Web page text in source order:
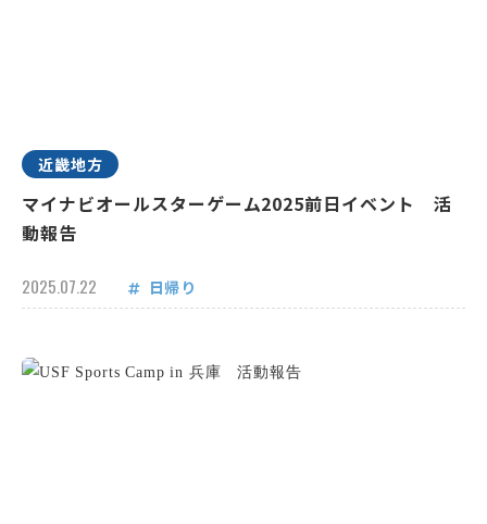
近畿地方
マイナビオールスターゲーム2025前日イベント 活
動報告
2025.07.22 日帰り